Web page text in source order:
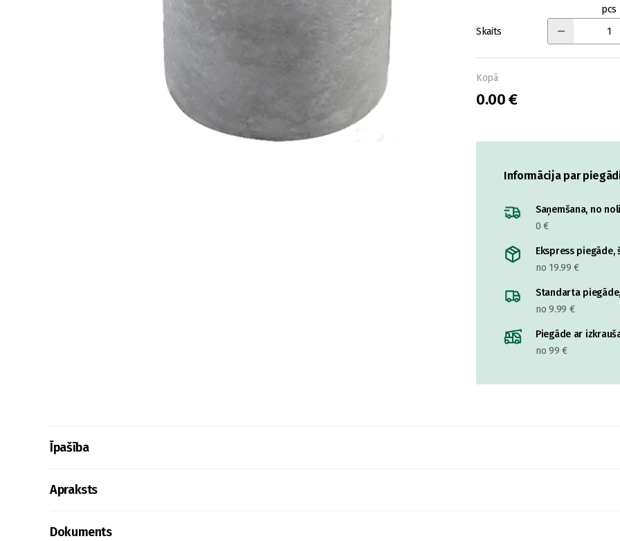
Skaits
pcs
Kopā
0.00 €
Informācija par
Saņemšana, no
0 €
Ekspress
no 19.99 €
Standarta
no 9.99 €
Piegāde ar
no 99 €
Īpašība
Apraksts
Dokuments